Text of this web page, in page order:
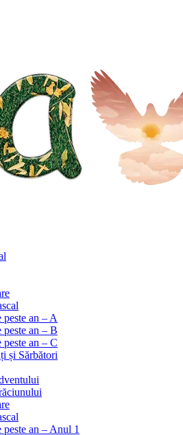
an – A
an – B
an – C
și Sărbători
an – Anul 1